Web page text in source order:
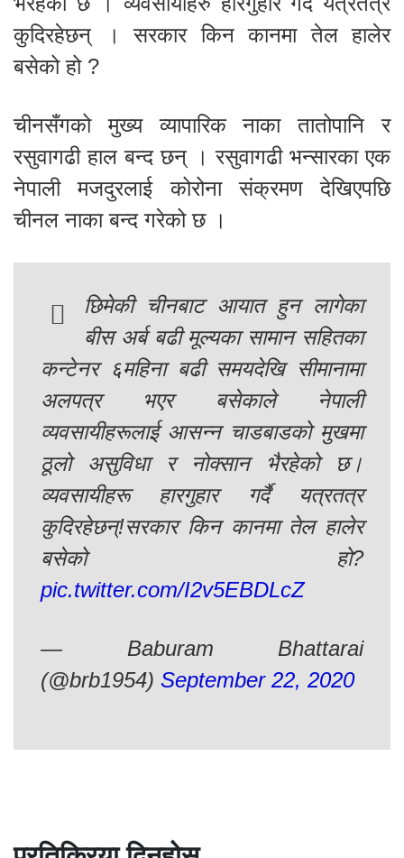
कुदिरहेछन् । सरकार किन कानमा तेल हालेर
बसेको हो ?
चीनसँगको मुख्य व्यापारिक नाका तातोपानि र
रसुवागढी हाल बन्द छन् । रसुवागढी भन्सारका एक
नेपाली मजदुरलाई कोरोना संक्रमण देखिएपछि
चीनल नाका बन्द गरेको छ ।
छिमेकी चीनबाट आयात हुन लागेका
बीस अर्ब बढी मूल्यका सामान सहितका
कन्टेनर ६महिना बढी समयदेखि सीमानामा
अलपत्र भएर बसेकाले नेपाली
व्यवसायीहरूलाई आसन्न चाडबाडको मुखमा
ठूलो असुविधा र नोक्सान भैरहेको छ।
व्यवसायीहरू हारगुहार गर्दै यत्रतत्र
कुदिरहेछन्!सरकार किन कानमा तेल हालेर
बसेको हो?
pic.twitter.com/I2v5EBDLcZ
— Baburam Bhattarai
(@brb1954) September 22, 2020